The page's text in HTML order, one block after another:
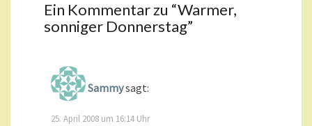
Ein Kommentar zu “Warmer,
sonniger Donnerstag”
Sammysagt:
25. April 2008 um 16:14 Uhr